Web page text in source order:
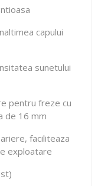
capului
sunetului
pentru freze cu
de 16 mm
faciliteaza
exploatare